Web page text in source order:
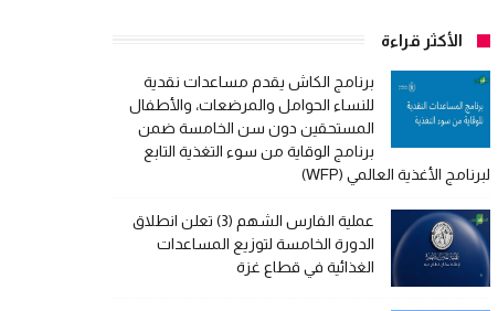
الأكثر قراءة
برنامج الكاش يقدم مساعدات نقدية
للنساء الحوامل والمرضعات، والأطفال
المستحقين دون سن الخامسة ضمن
برنامج الوقاية من سوء التغذية التابع
لبرنامج الأغذية العالمي (WFP)
عملية الفارس الشهم (3) تعلن انطلاق
الدورة الخامسة لتوزيع المساعدات
الغذائية في قطاع غزة